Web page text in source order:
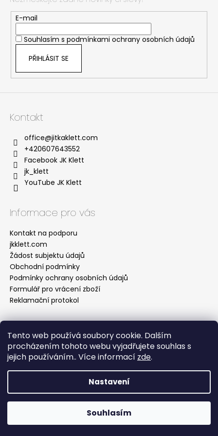
Tento web používá soubory cookie. Dalším
procházením tohoto webu vyjadřujete souhlas s
jejich používáním.. Více informací zde.
Nastavení
Souhlasím
E-mail
Souhlasím s podmínkami ochrany osobních údajů
PŘIHLÁSIT SE
Kontakt
office@jitkaklett.com
+420607643552
Facebook JK Klett
jk_klett
YouTube JK Klett
Informace pro vás
Kontakt na podporu
jkklett.com
Žádost subjektu údajů
Obchodní podmínky
Podmínky ochrany osobních údajů
Formulář pro vrácení zboží
Reklamační protokol
Facebook
Copyright 2026Jitka Klett Fashion Design s.r.o..
Všechna práva vyhrazena.